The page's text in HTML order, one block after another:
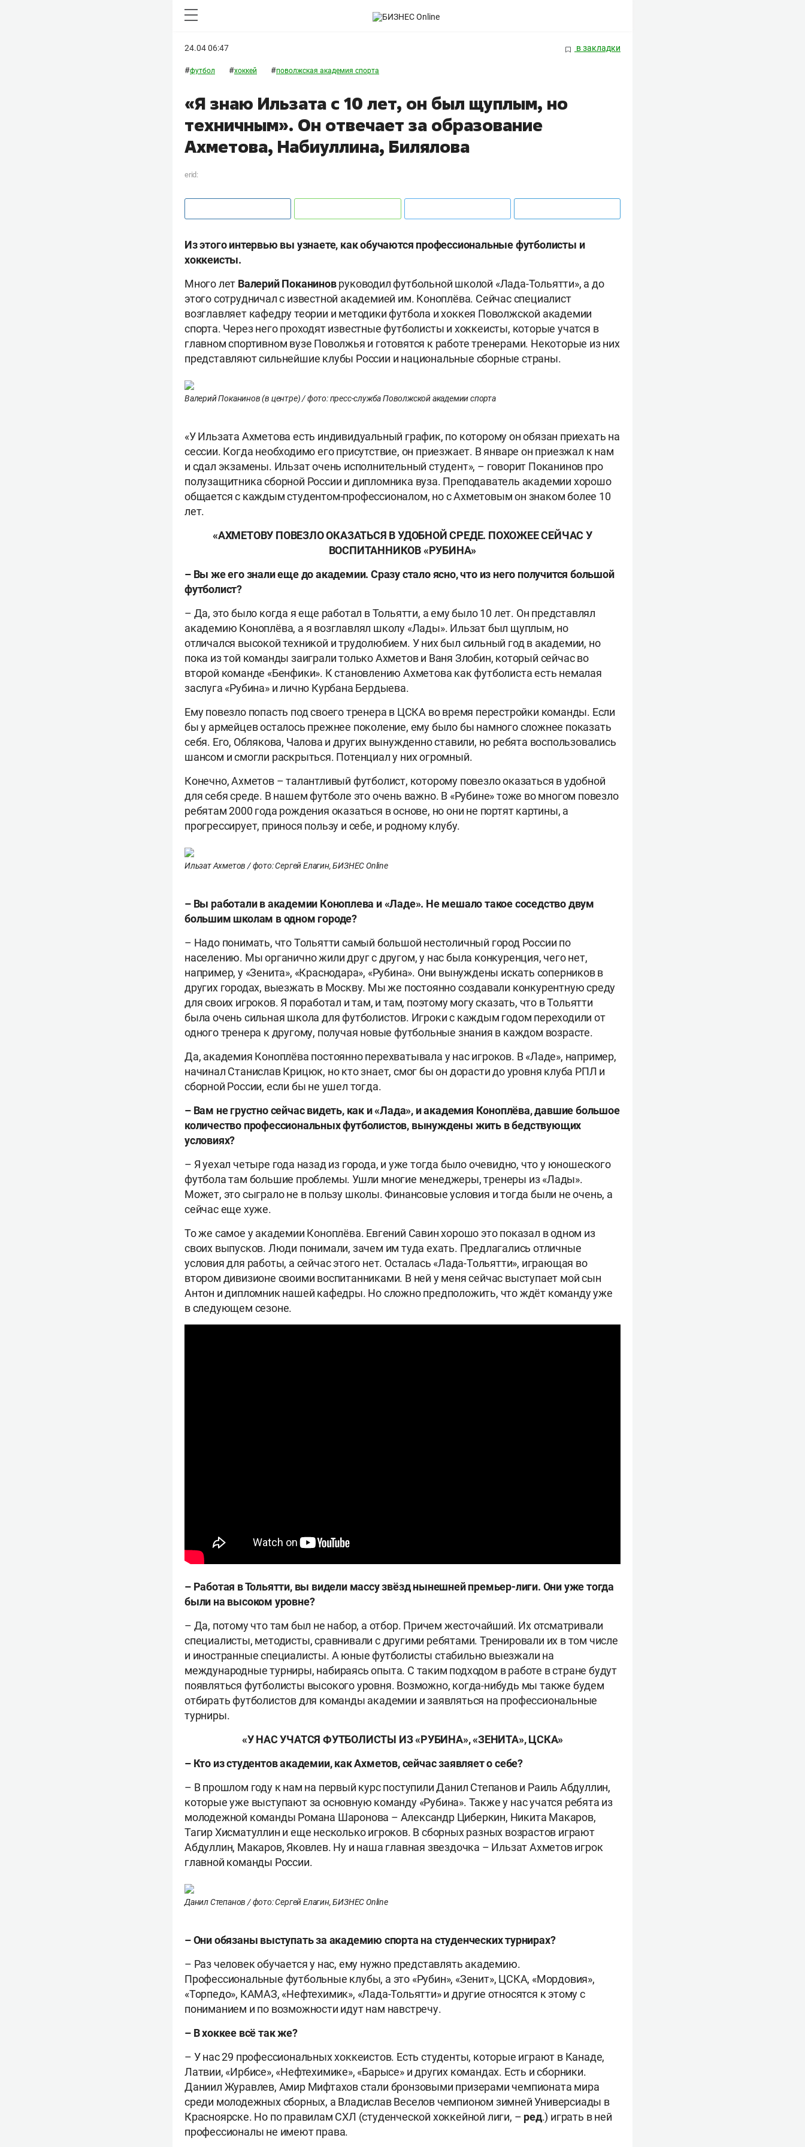
24.04 06:47 в закладки
#футбол #хоккей #поволжская академия спорта
«Я знаю Ильзата с 10 лет, он был щуплым, но
техничным». Он отвечает за образование
Ахметова, Набиуллина, Билялова
erid:
Из этого интервью вы узнаете, как обучаются профессиональные футболисты и
хоккеисты.
Много лет ВалерийПоканиновруководил футбольной школой «Лада-Тольятти», а до
этого сотрудничал с известной академией им. Коноплёва. Сейчас специалист
возглавляет кафедру теории и методики футбола и хоккея Поволжской академии
спорта. Через него проходят известные футболисты и хоккеисты, которые учатся в
главном спортивном вузе Поволжья и готовятся к работе тренерами. Некоторые из них
представляют сильнейшие клубы России и национальные сборные страны.
Валерий Поканинов (в центре) / фото: пресс-служба Поволжской академии спорта
«У Ильзата Ахметова есть индивидуальный график, по которому он обязан приехать на
сессии. Когда необходимо его присутствие, он приезжает. В январе он приезжал к нам
и сдал экзамены. Ильзат очень исполнительный студент», – говорит Поканинов про
полузащитника сборной России и дипломника вуза. Преподаватель академии хорошо
общается с каждым студентом-профессионалом, но с Ахметовым он знаком более 10
лет.
«АХМЕТОВУ ПОВЕЗЛО ОКАЗАТЬСЯ В УДОБНОЙ СРЕДЕ. ПОХОЖЕЕ СЕЙЧАС У
ВОСПИТАННИКОВ «РУБИНА»
– Вы же его знали еще до академии. Сразу стало ясно, что из него получится большой
футболист?
– Да, это было когда я еще работал в Тольятти, а ему было 10 лет. Он представлял
академию Коноплёва, а я возглавлял школу «Лады». Ильзат был щуплым, но
отличался высокой техникой и трудолюбием. У них был сильный год в академии, но
пока из той команды заиграли только Ахметов и Ваня Злобин, который сейчас во
второй команде «Бенфики». К становлению Ахметова как футболиста есть немалая
заслуга «Рубина» и лично Курбана Бердыева.
Ему повезло попасть под своего тренера в ЦСКА во время перестройки команды. Если
бы у армейцев осталось прежнее поколение, ему было бы намного сложнее показать
себя. Его, Облякова, Чалова и других вынужденно ставили, но ребята воспользовались
шансом и смогли раскрыться. Потенциал у них огромный.
Конечно, Ахметов – талантливый футболист, которому повезло оказаться в удобной
для себя среде. В нашем футболе это очень важно. В «Рубине» тоже во многом повезло
ребятам 2000 года рождения оказаться в основе, но они не портят картины, а
прогрессирует, принося пользу и себе, и родному клубу.
Ильзат Ахметов / фото: Сергей Елагин, БИЗНЕС Online
– Вы работали в академии Коноплева и «Ладе». Не мешало такое соседство двум
большим школам в одном городе?
– Надо понимать, что Тольятти самый большой нестоличный город России по
населению. Мы органично жили друг с другом, у нас была конкуренция, чего нет,
например, у «Зенита», «Краснодара», «Рубина». Они вынуждены искать соперников в
других городах, выезжать в Москву. Мы же постоянно создавали конкурентную среду
для своих игроков. Я поработал и там, и там, поэтому могу сказать, что в Тольятти
была очень сильная школа для футболистов. Игроки с каждым годом переходили от
одного тренера к другому, получая новые футбольные знания в каждом возрасте.
Да, академия Коноплёва постоянно перехватывала у нас игроков. В «Ладе», например,
начинал Станислав Крицюк, но кто знает, смог бы он дорасти до уровня клуба РПЛ и
сборной России, если бы не ушел тогда.
– Вам не грустно сейчас видеть, как и «Лада», и академия Коноплёва, давшие большое
количество профессиональных футболистов, вынуждены жить в бедствующих
условиях?
– Я уехал четыре года назад из города, и уже тогда было очевидно, что у юношеского
футбола там большие проблемы. Ушли многие менеджеры, тренеры из «Лады».
Может, это сыграло не в пользу школы. Финансовые условия и тогда были не очень, а
сейчас еще хуже.
То же самое у академии Коноплёва. Евгений Савин хорошо это показал в одном из
своих выпусков. Люди понимали, зачем им туда ехать. Предлагались отличные
условия для работы, а сейчас этого нет. Осталась «Лада-Тольятти», играющая во
втором дивизионе своими воспитанниками. В ней у меня сейчас выступает мой сын
Антон и дипломник нашей кафедры. Но сложно предположить, что ждёт команду уже
в следующем сезоне.
– Работая в Тольятти, вы видели массу звёзд нынешней премьер-лиги. Они уже тогда
были на высоком уровне?
– Да, потому что там был не набор, а отбор. Причем жесточайший. Их отсматривали
специалисты, методисты, сравнивали с другими ребятами. Тренировали их в том числе
и иностранные специалисты. А юные футболисты стабильно выезжали на
международные турниры, набираясь опыта. С таким подходом в работе в стране будут
появляться футболисты высокого уровня. Возможно, когда-нибудь мы также будем
отбирать футболистов для команды академии и заявляться на профессиональные
турниры.
«У НАС УЧАТСЯ ФУТБОЛИСТЫ ИЗ «РУБИНА», «ЗЕНИТА», ЦСКА»
– Кто из студентов академии, как Ахметов, сейчас заявляет о себе?
– В прошлом году к нам на первый курс поступили Данил Степанов и Раиль Абдуллин,
которые уже выступают за основную команду «Рубина». Также у нас учатся ребята из
молодежной команды Романа Шаронова – Александр Циберкин, Никита Макаров,
Тагир Хисматуллин и еще несколько игроков. В сборных разных возрастов играют
Абдуллин, Макаров, Яковлев. Ну и наша главная звездочка – Ильзат Ахметов игрок
главной команды России.
Данил Степанов / фото: Сергей Елагин, БИЗНЕС Online
– Они обязаны выступать за академию спорта на студенческих турнирах?
– Раз человек обучается у нас, ему нужно представлять академию.
Профессиональные футбольные клубы, а это «Рубин», «Зенит», ЦСКА, «Мордовия»,
«Торпедо», КАМАЗ, «Нефтехимик», «Лада-Тольятти» и другие относятся к этому с
пониманием и по возможности идут нам навстречу.
– В хоккее всё так же?
– У нас 29 профессиональных хоккеистов. Есть студенты, которые играют в Канаде,
Латвии, «Ирбисе», «Нефтехимике», «Барысе» и других командах. Есть и сборники.
Даниил Журавлев, Амир Мифтахов стали бронзовыми призерами чемпионата мира
среди молодежных сборных, а Владислав Веселов чемпионом зимней Универсиады в
Красноярске. Но по правилам СХЛ (студенческой хоккейной лиги, – ред.) играть в ней
профессионалы не имеют права.